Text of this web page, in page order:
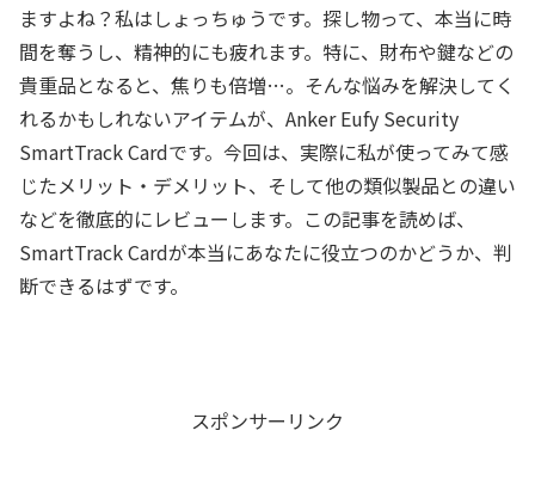
ますよね？私はしょっちゅうです。探し物って、本当に時
間を奪うし、精神的にも疲れます。特に、財布や鍵などの
貴重品となると、焦りも倍増…。そんな悩みを解決してく
れるかもしれないアイテムが、Anker Eufy Security
SmartTrack Cardです。今回は、実際に私が使ってみて感
じたメリット・デメリット、そして他の類似製品との違い
などを徹底的にレビューします。この記事を読めば、
SmartTrack Cardが本当にあなたに役立つのかどうか、判
断できるはずです。
スポンサーリンク